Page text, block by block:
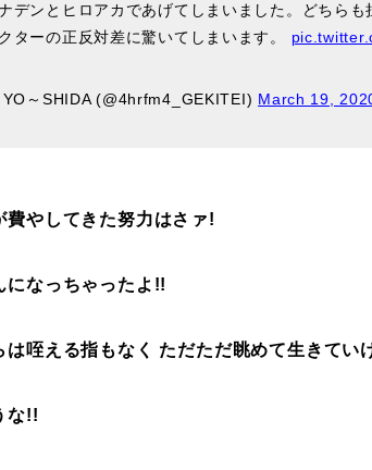
デンとヒロアカであげてしまいました。どちら
ターの正反対差に驚いてしまいます。
～SHIDA (@4hrfm4_GEKITEI) March 19,
費やしてきた努力はさァ!
になっちゃったよ!!
は咥える指もなく ただただ眺めて生きてい
な!!